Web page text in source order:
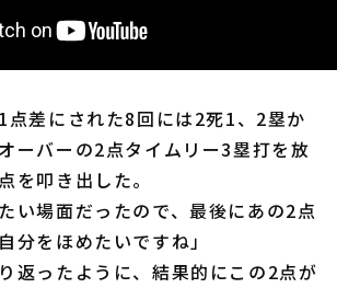
差にされた8回には2死1、2塁か
ーバーの2点タイムリー3塁打を放
を叩き出した。
い場面だったので、最後にあの2点
分をほめたいですね」
返ったように、結果的にこの2点が